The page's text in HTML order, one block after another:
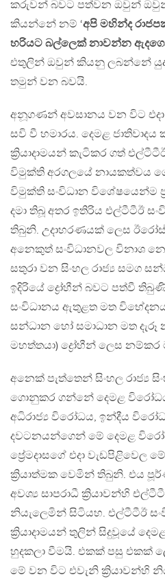
කරුවන් බවට පත්වන ඔවුන්
කියන්නේ නම් ‘අපි මහින්ද
හරියට බල්ලෙක් නාවන්න
එතුලින් ඔවුන් කියනු ලබන්නේ
තමුන් වන බවයි.
අනූගණන් අවසානය වන විට එදා
සවි වී හමාරය. දෙමළ
ක්‍රියාදාමයන් කැටිකර ගත්
විමුක්ති අරගලයේ නායකත්වය
විමුක්ති සංවිධාන විශේෂයෙන්ම
දමා තිබූ අතර ඉතිරිය එල්ටීටීඊ
තිබුනි. උදාහරණයක් ලෙස ඊරෝස්
අනෙකුත් සංවිධානවල විනාශ
සතුරා වන සිංහල රාජ්‍ය සමග
ඉදිරියේ ද්‍රෝහීන් බවට පත්වී
සංවිධානය ඇතුළත මත
සන්ධාන හෝ සමාධාන මත දැරූ
මහත්තයා) ද්‍රෝහීන් ලෙස නම්කර
අනෙක් පැත්තෙන් සිංහල රාජ්‍ය
ගොනුකර ගන්නේ දෙමළ
අධිරාජ්‍ය විරෝධය, ඉන්දීය
දවටනයන්ගෙන් මේ දෙමළ
ප්‍රේමදාසගේ එදා වැඩපිළිවෙල
ක්‍රියාත්මක වෙමින් තිබුනි. එය
අවශ්‍ය සාපරාධී ක්‍රියාවන්හි
නියැලෙමින් සිටියහ. එල්ටීටීඊ
ක්‍රියාදාමයන් තුලින් සිදුවූයේ
හුදකලා වීමයි. එකක් පසු එකක්
මේ වන විට එවැනි ක්‍රියාවන්හි